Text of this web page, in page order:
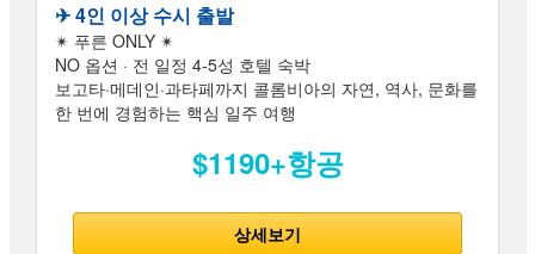
✈︎ 4인 이상 수시 출발
✴ 푸른 ONLY ✴
NO 옵션 · 전 일정 4-5성 호텔 숙박
보고타·메데인·과타페까지 콜롬비아의 자연, 역사, 문화를
한 번에 경험하는 핵심 일주 여행
$1190+항공
상세보기